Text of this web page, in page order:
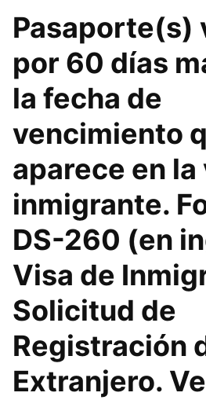
Pasaporte(s)
por 60 días
la fecha de
vencimiento
aparece en la
inmigrante.
DS-260 (en
Visa de
Solicitud de
Registración
Extranjero.